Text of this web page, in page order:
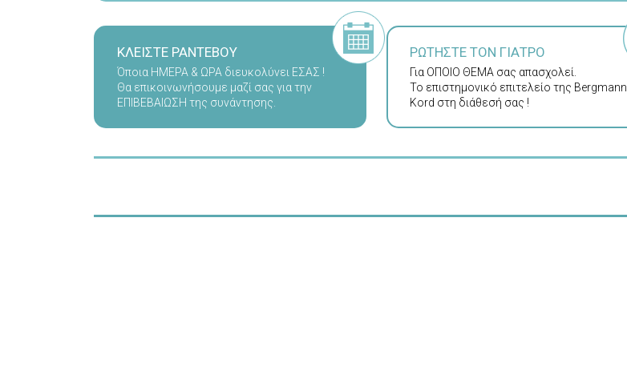
ΚΛΕΙΣΤΕ ΡΑΝΤΕΒΟΥ
Όποια ΗΜΕΡΑ & ΩΡΑ διευκολύνει ΕΣΑΣ !
Θα επικοινωνήσουμε μαζί σας για την
ΕΠΙΒΕΒΑΙΩΣΗ της συνάντησης.
ΡΩΤΗΣΤΕ ΤΟΝ ΓΙΑΤΡΟ
Για ΟΠΟΙΟ ΘΕΜΑ σας απασχολεί.
Το επιστημονικό επιτελείο της Bergmann
Kord στη διάθεσή σας !